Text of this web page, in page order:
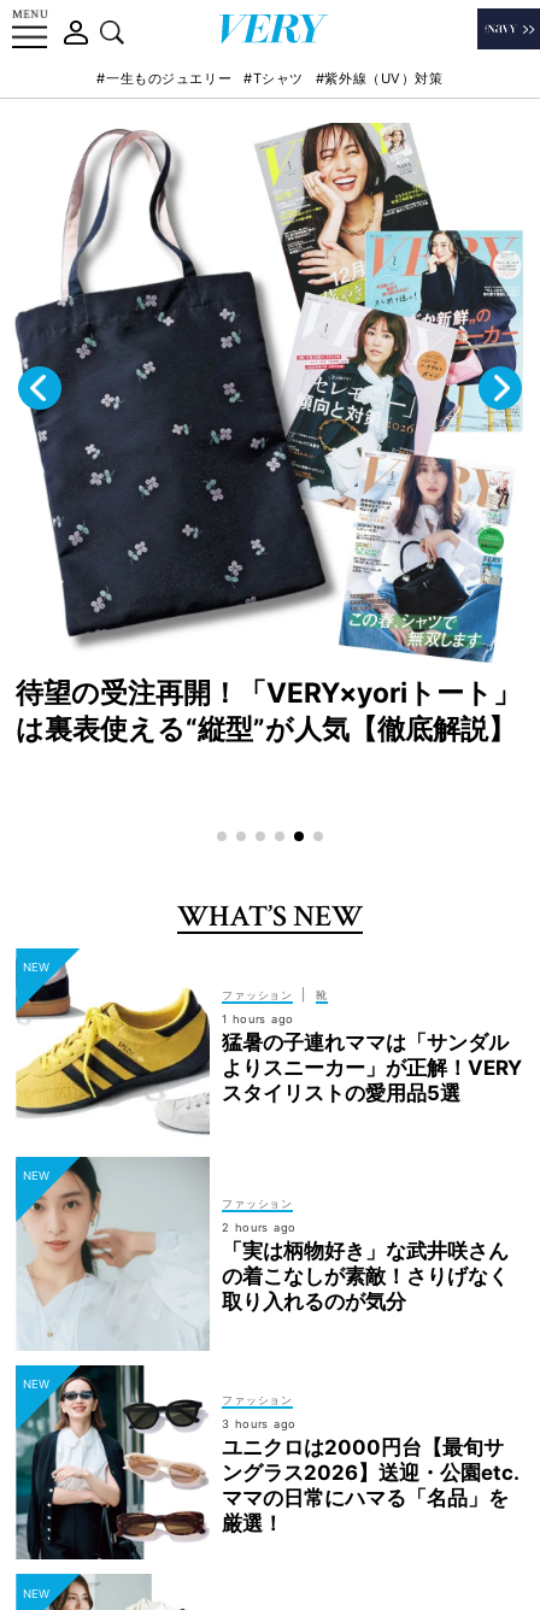
#一生ものジュエリー #Tシャツ #紫外線（UV）対策
読者が選ぶ！2026年SS VERYベストコ
スメ大賞
WHAT’S NEW
ファッション
靴
1 hours ago
猛暑の子連れママは「サンダル
よりスニーカー」が正解！VERY
スタイリストの愛用品5選
ファッション
2 hours ago
「実は柄物好き」な武井咲さん
の着こなしが素敵！さりげなく
取り入れるのが気分
ファッション
3 hours ago
ユニクロは2000円台【最旬サ
ングラス2026】送迎・公園etc.
ママの日常にハマる「名品」を
厳選！